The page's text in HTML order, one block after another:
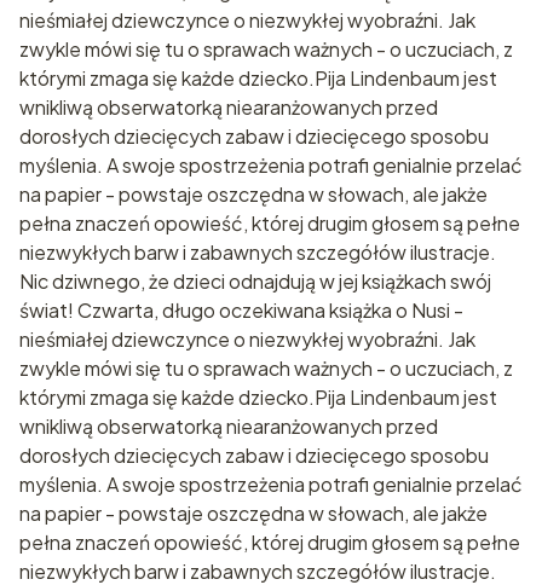
nieśmiałej dziewczynce o niezwykłej wyobraźni. Jak
zwykle mówi się tu o sprawach ważnych - o uczuciach, z
którymi zmaga się każde dziecko.Pija Lindenbaum jest
wnikliwą obserwatorką niearanżowanych przed
dorosłych dziecięcych zabaw i dziecięcego sposobu
myślenia. A swoje spostrzeżenia potrafi genialnie przelać
na papier - powstaje oszczędna w słowach, ale jakże
pełna znaczeń opowieść, której drugim głosem są pełne
niezwykłych barw i zabawnych szczegółów ilustracje.
Nic dziwnego, że dzieci odnajdują w jej książkach swój
świat! Czwarta, długo oczekiwana książka o Nusi -
nieśmiałej dziewczynce o niezwykłej wyobraźni. Jak
zwykle mówi się tu o sprawach ważnych - o uczuciach, z
którymi zmaga się każde dziecko.Pija Lindenbaum jest
wnikliwą obserwatorką niearanżowanych przed
dorosłych dziecięcych zabaw i dziecięcego sposobu
myślenia. A swoje spostrzeżenia potrafi genialnie przelać
na papier - powstaje oszczędna w słowach, ale jakże
pełna znaczeń opowieść, której drugim głosem są pełne
niezwykłych barw i zabawnych szczegółów ilustracje.